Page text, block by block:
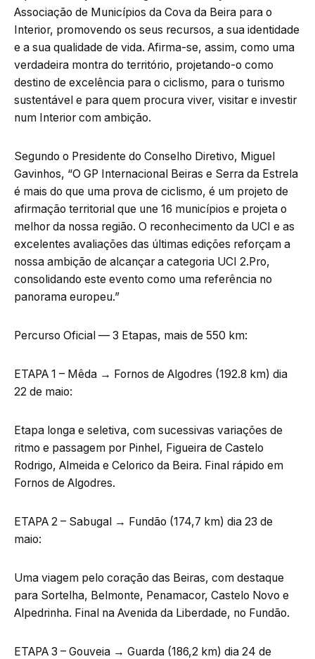
Associação de Municípios da Cova da Beira para o
Interior, promovendo os seus recursos, a sua identidade
e a sua qualidade de vida. Afirma-se, assim, como uma
verdadeira montra do território, projetando-o como
destino de excelência para o ciclismo, para o turismo
sustentável e para quem procura viver, visitar e investir
num Interior com ambição.
Segundo o Presidente do Conselho Diretivo, Miguel
Gavinhos, “O GP Internacional Beiras e Serra da Estrela
é mais do que uma prova de ciclismo, é um projeto de
afirmação territorial que une 16 municípios e projeta o
melhor da nossa região. O reconhecimento da UCI e as
excelentes avaliações das últimas edições reforçam a
nossa ambição de alcançar a categoria UCI 2.Pro,
consolidando este evento como uma referência no
panorama europeu.”
Percurso Oficial — 3 Etapas, mais de 550 km:
ETAPA 1 – Mêda → Fornos de Algodres (192.8 km) dia
22 de maio:
Etapa longa e seletiva, com sucessivas variações de
ritmo e passagem por Pinhel, Figueira de Castelo
Rodrigo, Almeida e Celorico da Beira. Final rápido em
Fornos de Algodres.
ETAPA 2 – Sabugal → Fundão (174,7 km) dia 23 de
maio:
Uma viagem pelo coração das Beiras, com destaque
para Sortelha, Belmonte, Penamacor, Castelo Novo e
Alpedrinha. Final na Avenida da Liberdade, no Fundão.
ETAPA 3 – Gouveia → Guarda (186,2 km) dia 24 de